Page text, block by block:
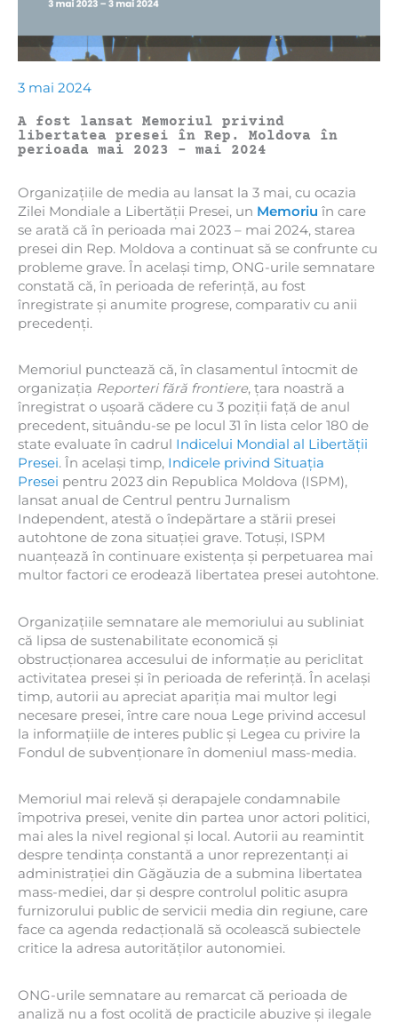
3 mai 2024
A fost lansat Memoriul privind
libertatea presei în Rep. Moldova în
perioada mai 2023 – mai 2024
Organizațiile de media au lansat la 3 mai, cu ocazia
Zilei Mondiale a Libertății Presei, un Memoriu în care
se arată că în perioada mai 2023 – mai 2024, starea
presei din Rep. Moldova a continuat să se confrunte cu
probleme grave. În același timp, ONG-urile semnatare
constată că, în perioada de referință, au fost
înregistrate și anumite progrese, comparativ cu anii
precedenți.
Memoriul punctează că, în clasamentul întocmit de
organizația Reporteri fără frontiere, țara noastră a
înregistrat o ușoară cădere cu 3 poziții față de anul
precedent, situându-se pe locul 31 în lista celor 180 de
state evaluate în cadrul Indicelui Mondial al Libertății
Presei. În același timp, Indicele privind Situația
Presei pentru 2023 din Republica Moldova (ISPM),
lansat anual de Centrul pentru Jurnalism
Independent, atestă o îndepărtare a stării presei
autohtone de zona situației grave. Totuși, ISPM
nuanțează în continuare existența și perpetuarea mai
multor factori ce erodează libertatea presei autohtone.
Organizațiile semnatare ale memoriului au subliniat
că lipsa de sustenabilitate economică și
obstrucționarea accesului de informație au periclitat
activitatea presei și în perioada de referință. În același
timp, autorii au apreciat apariția mai multor legi
necesare presei, între care noua Lege privind accesul
la informațiile de interes public și Legea cu privire la
Fondul de subvenționare în domeniul mass-media.
Memoriul mai relevă și derapajele condamnabile
împotriva presei, venite din partea unor actori politici,
mai ales la nivel regional și local. Autorii au reamintit
despre tendința constantă a unor reprezentanți ai
administrației din Găgăuzia de a submina libertatea
mass-mediei, dar și despre controlul politic asupra
furnizorului public de servicii media din regiune, care
face ca agenda redacțională să ocolească subiectele
critice la adresa autorităților autonomiei.
ONG-urile semnatare au remarcat că perioada de
analiză nu a fost ocolită de practicile abuzive și ilegale